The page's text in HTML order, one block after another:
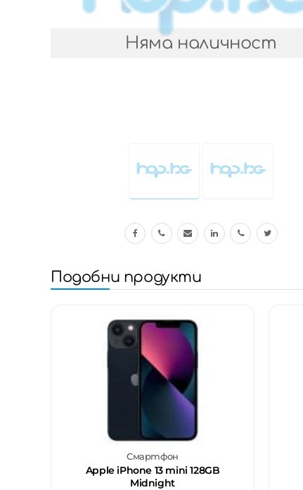
Няма наличност
Подобни продукти
Смартфон
Apple iPhone 13 mini 128GB
Midnight